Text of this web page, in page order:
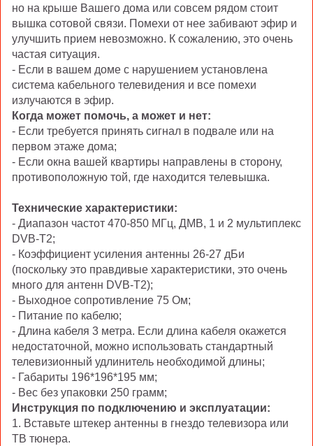
но на крыше Вашего дома или совсем рядом стоит
вышка сотовой связи. Помехи от нее забивают эфир и
улучшить прием невозможно. К сожалению, это очень
частая ситуация.
- Если в вашем доме с нарушением установлена
система кабельного телевидения и все помехи
излучаются в эфир.
Когда может помочь, а может и нет:
- Если требуется принять сигнал в подвале или на
первом этаже дома;
- Если окна вашей квартиры направлены в сторону,
противоположную той, где находится телевышка.
Технические характеристики:
- Диапазон частот 470-850 МГц, ДМВ, 1 и 2 мультиплекс
DVB-T2;
- Коэффициент усиления антенны 26-27 дБи
(поскольку это правдивые характеристики, это очень
много для антенн DVB-T2);
- Выходное сопротивление 75 Ом;
- Питание по кабелю;
- Длина кабеля 3 метра. Если длина кабеля окажется
недостаточной, можно использовать стандартный
телевизионный удлинитель необходимой длины;
- Габариты 196*196*195 мм;
- Вес без упаковки 250 грамм;
Инструкция по подключению и эксплуатации:
1. Вставьте штекер антенны в гнездо телевизора или
ТВ тюнера.